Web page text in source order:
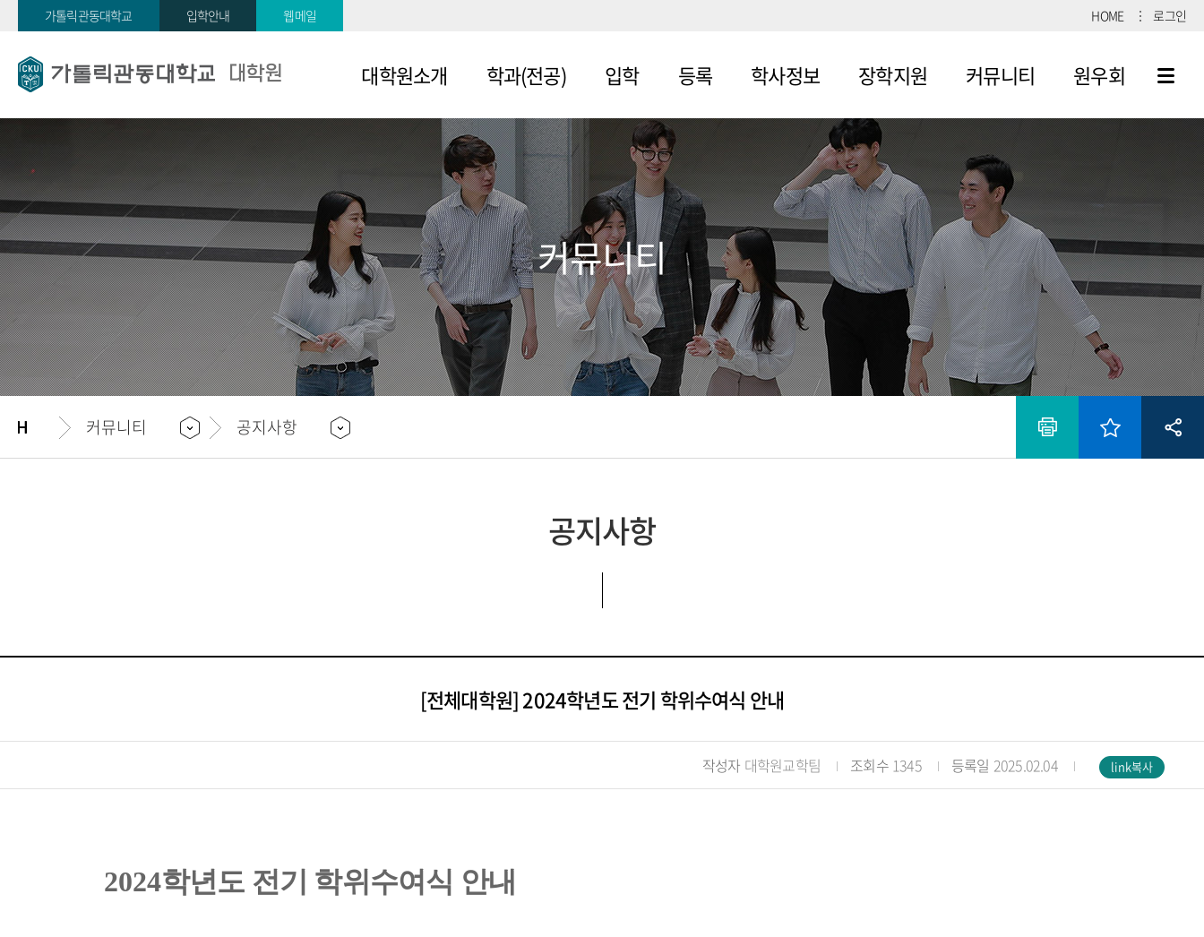
가톨릭관동대학교 입학안내 웹메일 HOME 로그인
대학원 대학원소개
일반대학원
교육대학원
경영행정창업대
학원
사회복지대학원
보건의료융합대
학원
규정
학과(전공)
일반대학원
교육대학원
경영행정창업
대학원
사회복지대학
원
보건의료융합
대학원
입학
모집안
내
입학Q
&A
합격자
조회
등록
등록금
납입
등록금
환불규
정
학사정보
학사일정
학사제도
수강신청
시험
자격증취득기
준
학위논문
장학지원
장학금 지급
규정
커뮤니티
공지사항
자료실
원우회
공지사항
자료실
커뮤니티
커뮤니티 공지사항
공지사항
[전체대학원] 2024학년도 전기 학위수여식 안내
작성자 대학원교학팀 조회수 1345 등록일 2025.02.04
2024학년도 전기 학위수여식 안내